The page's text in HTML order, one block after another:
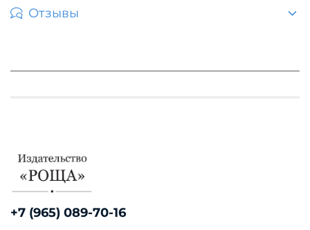
Отзывы
+7 (965) 089-70-16